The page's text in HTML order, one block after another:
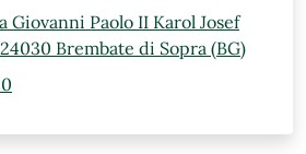
Giovanni Paolo II Karol Josef
Brembate di Sopra (BG)